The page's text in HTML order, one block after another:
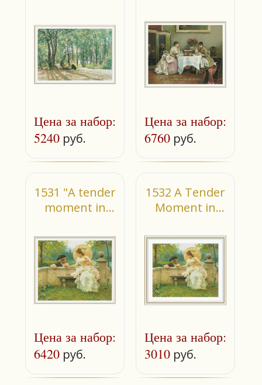
Цена за набор:
5240 руб.
Цена за набор:
6760 руб.
1531 "A tender
moment in
Цена за набор:
6420 руб.
1532 A Tender
Moment in
(small)
Цена за набор:
3010 руб.